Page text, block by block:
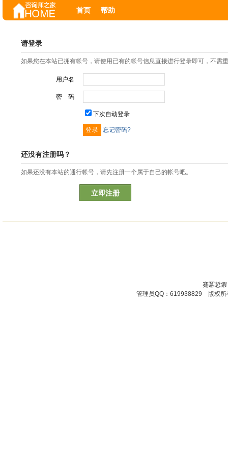
首页 帮助
请登录
如果您在本站已拥有帐号，请使用已有的帐号信息直接进行登录即可，不需
用户名
密 码
下次自动登录
忘记密码?
还没有注册吗？
如果还没有本站的通行帐号，请先注册一个属于自己的帐号吧。
立即注册
蹇冪悊
管理员QQ：619938829 版权